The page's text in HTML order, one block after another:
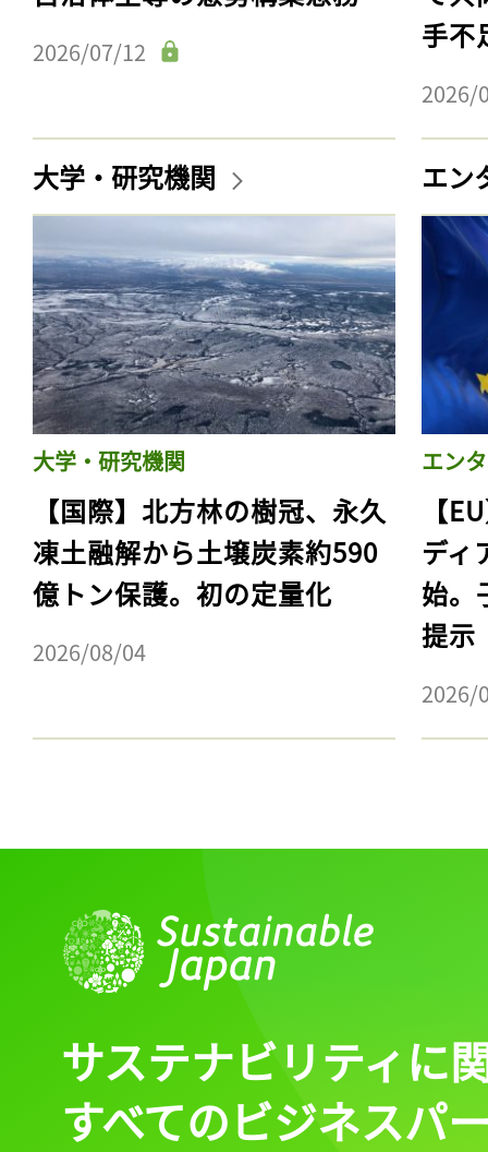
2026/07/12
手不
2026/
大学・研究機関
大学・研究機関
【国際】北方林の樹冠、永久
凍土融解から土壌炭素約590
億トン保護。初の定量化
2026/08/04
エン
エン
【
ディ
始。
提示
2026/
サステナビリティに
すべてのビジネスパ